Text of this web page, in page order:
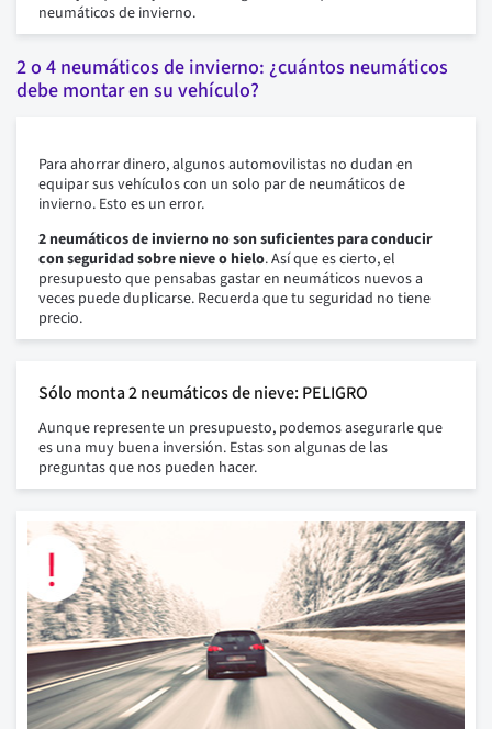
neumáticos de invierno.
2 o 4 neumáticos de invierno: ¿cuántos neumáticos
debe montar en su vehículo?
Para ahorrar dinero, algunos automovilistas no dudan en
equipar sus vehículos con un solo par de neumáticos de
invierno. Esto es un error.
2 neumáticos de invierno no son suficientes para conducir
con seguridad sobre nieve o hielo. Así que es cierto, el
presupuesto que pensabas gastar en neumáticos nuevos a
veces puede duplicarse. Recuerda que tu seguridad no tiene
precio.
Sólo monta 2 neumáticos de nieve: PELIGRO
Aunque represente un presupuesto, podemos asegurarle que
es una muy buena inversión. Estas son algunas de las
preguntas que nos pueden hacer.